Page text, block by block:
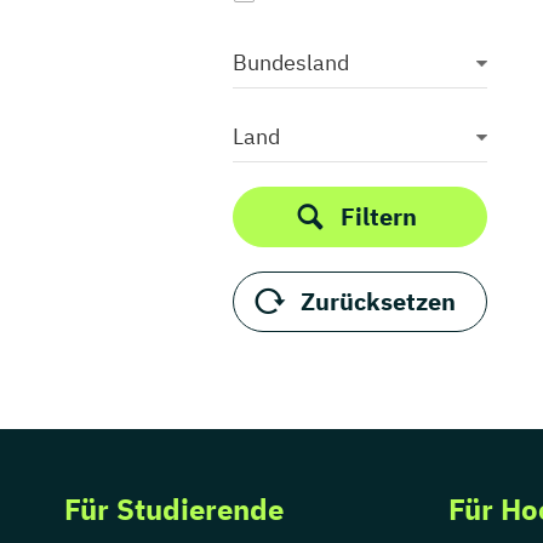
Bundesland
Land
Filtern
Zurücksetzen
Für Studierende Für